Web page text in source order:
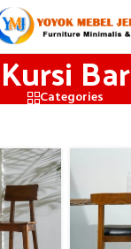
Kursi Bar
Categories